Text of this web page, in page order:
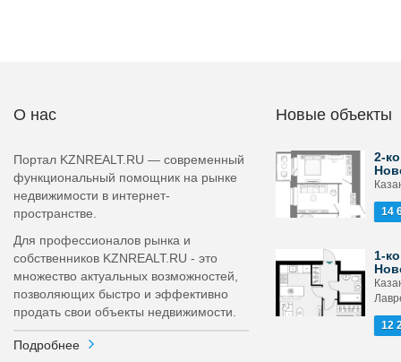
О нас
Портал KZNREALT.RU — современный
функциональный помощник на рынке
недвижимости в интернет-
пространстве.
Для профессионалов рынка и
собственников KZNREALT.RU - это
множество актуальных возможностей,
позволяющих быстро и эффективно
продать свои объекты недвижимости.
Подробнее
Новые объекты
2-
14
1-
12